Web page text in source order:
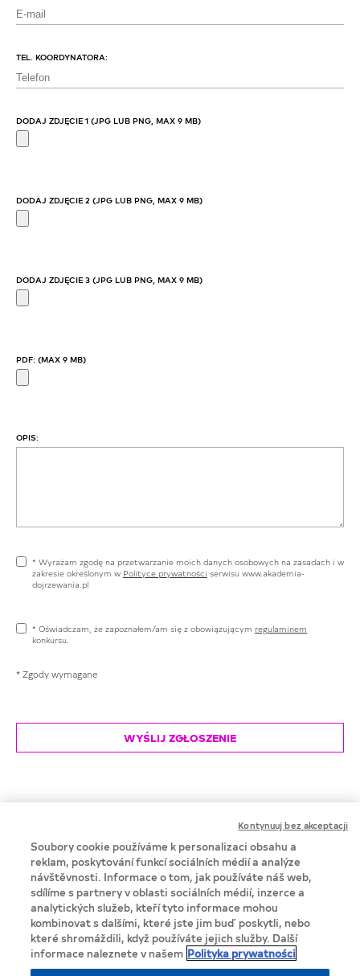
TEL. KOORDYNATORA:
DODAJ ZDJĘCIE 1 (JPG LUB PNG, MAX 9 MB)
DODAJ ZDJĘCIE 2 (JPG LUB PNG, MAX 9 MB)
DODAJ ZDJĘCIE 3 (JPG LUB PNG, MAX 9 MB)
PDF: (MAX 9 MB)
OPIS:
* Wyrażam zgodę na przetwarzanie moich danych osobowych na zasadach i w
zakresie określonym w Polityce prywatności serwisu www.akademia-
dojrzewania.pl
* Oświadczam, że zapoznałem/am się z obowiązującym regulaminem
konkursu.
* Zgody wymagane
SPONSOR
PATRONI HONOROWI
Soubory cookie používáme k personalizaci obsahu a
reklam, poskytování funkcí sociálních médií a analýze
návštěvnosti. Informace o tom, jak používáte náš web,
sdílíme s partnery v oblasti sociálních médií, inzerce a
analytických služeb, kteří tyto informace mohou
kombinovat s dalšími, které jste jim buď poskytli, nebo
které shromáždili, když používáte jejich služby. Další
informace naleznete v našem Polityka prywatności
Kontynuuj bez akceptacji